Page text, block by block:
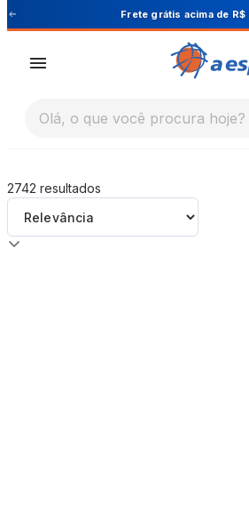
A Esportiva Frete grátis acima de
Olá, o que você procura hoje?
2742 resultados